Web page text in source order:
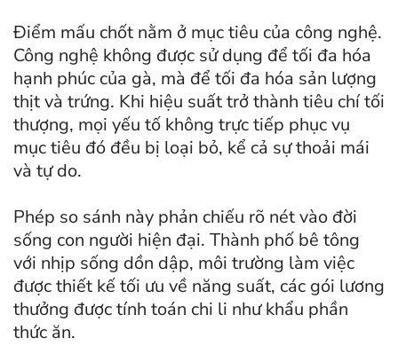
Điểm mấu chốt nằm ở mục tiêu của công nghệ.
Công nghệ không được sử dụng để tối đa hóa
hạnh phúc của gà, mà để tối đa hóa sản lượng
thịt và trứng. Khi hiệu suất trở thành tiêu chí tối
thượng, mọi yếu tố không trực tiếp phục vụ
mục tiêu đó đều bị loại bỏ, kể cả sự thoải mái
và tự do.
Phép so sánh này phản chiếu rõ nét vào đời
sống con người hiện đại. Thành phố bê tông
với nhịp sống dồn dập, môi trường làm việc
được thiết kế tối ưu về năng suất, các gói lương
thưởng được tính toán chi li như khẩu phần
thức ăn.